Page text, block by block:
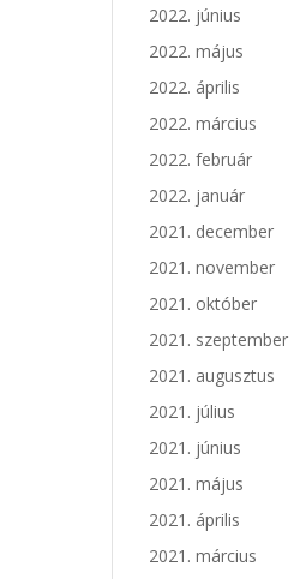
2022. június
2022. május
2022. április
2022. március
2022. február
2022. január
2021. december
2021. november
2021. október
2021. szeptember
2021. augusztus
2021. július
2021. június
2021. május
2021. április
2021. március